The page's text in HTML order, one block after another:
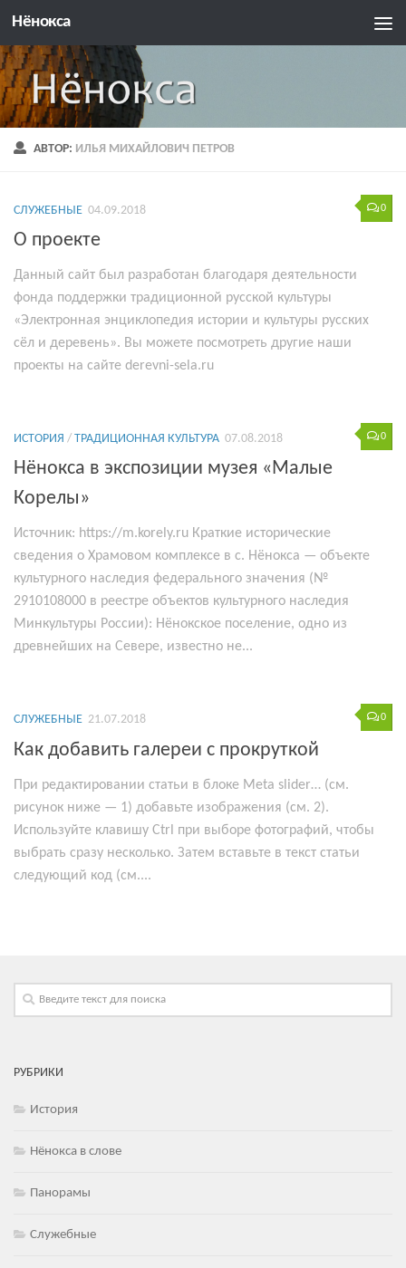
Нёнокса
АВТОР: ИЛЬЯ МИХАЙЛОВИЧ ПЕТРОВ
0
СЛУЖЕБНЫЕ 04.09.2018
О проекте
Данный сайт был разработан благодаря деятельности
фонда поддержки традиционной русской культуры
«Электронная энциклопедия истории и культуры русских
сёл и деревень». Вы можете посмотреть другие наши
проекты на сайте derevni-sela.ru
0
ИСТОРИЯ / ТРАДИЦИОННАЯ КУЛЬТУРА 07.08.2018
Нёнокса в экспозиции музея «Малые
Корелы»
Источник: https://m.korely.ru Краткие исторические
сведения о Храмовом комплексе в с. Нёнокса — объекте
культурного наследия федерального значения (№
2910108000 в реестре объектов культурного наследия
Минкультуры России): Нёнокское поселение, одно из
древнейших на Севере, известно не...
0
СЛУЖЕБНЫЕ 21.07.2018
Как добавить галереи с прокруткой
При редактировании статьи в блоке Meta slider… (см.
рисунок ниже — 1) добавьте изображения (см. 2).
Используйте клавишу Ctrl при выборе фотографий, чтобы
выбрать сразу несколько. Затем вставьте в текст статьи
следующий код (см....
РУБРИКИ
История
Нёнокса в слове
Панорамы
Служебные